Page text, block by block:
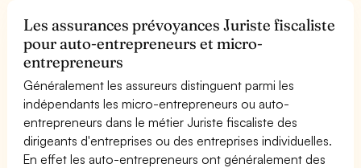
Les assurances prévoyances Juriste fiscaliste
pour auto-entrepreneurs et micro-
entrepreneurs
Généralement les assureurs distinguent parmi les
indépendants les micro-entrepreneurs ou auto-
entrepreneurs dans le métier Juriste fiscaliste des
dirigeants d'entreprises ou des entreprises individuelles.
En effet les auto-entrepreneurs ont généralement des